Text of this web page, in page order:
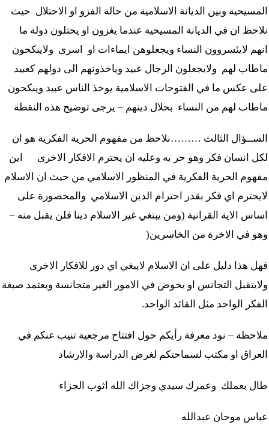
المسيحية وبين الديانة الاسلامية من حالة الفزو او الاحتلال حيث
نلاحظ ان في الديانة المسيحية عندما يغزون او يحتلون دولة ما
انهم لايئسروون النساء ويجعلوهن ايماءات او اسرى ولاينكحون
ماطاب لهم ولايجعلون الرجال عبيد وياخذونهم الى دولهم كعبيد
على عكس ما في الفتوحات الاسلامية يوخذ الناس عبيد وينكحون
ماطاب لهم من النساء بحلال دينهم – يرجى توضيح هذه النقطة
الســؤال الثالث ………نلاحظ من مفهوم الحرية الفكرية هو ان
لكل انسان فكر وهو حر به وعليه ان يحترم الافكار الاخرى اين
مفهوم الحرية الفكرية في المنظور الاسلامي من حيث ان الاسلام
لايحترم اي فكر بقدر احترام الدين الاسلامي والمحصورة على
اساس الاية القرانية (ومن يبتغي غير الاسلام دينا فلن يقبل منه –
وهو في الاخرة من الخاسرين)
فهل هذا دليل على ان الاسلام لايبغي اي دور للافكار الاخرى
ولايتقبل التجانس او يخوض في الامور الغير متجانسة ويعتمد صيغة
الفكر الواحد مثل القائد الواحد.
ملاحظة – نود معرفة رأيكم حول افتتاح مرجعية تنيب عنكم في
العراق او مكتب لسماحتكم لغرض الدراسة والارشاد
طال بعملك وعمرك سيدي وجزاك الله اثوب الجزاء
عباس موحان عبدالله